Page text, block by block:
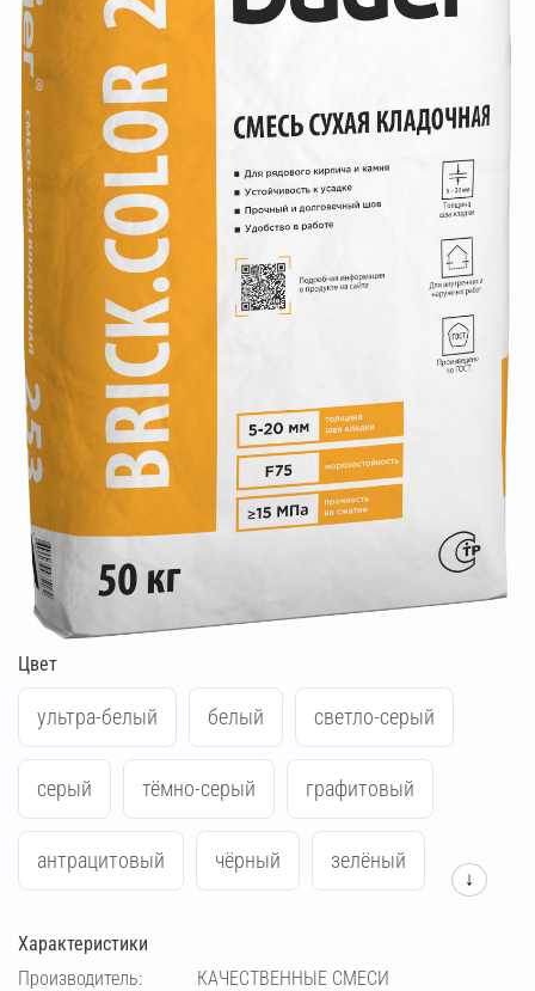
Цвет
ультра-белый белый светло-серый
серый тёмно-серый графитовый
антрацитовый чёрный зелёный
↓
Характеристики
Производитель:
КАЧЕСТВЕННЫЕ СМЕСИ